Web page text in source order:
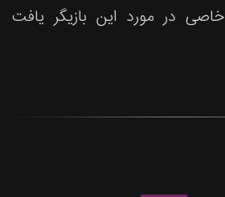
در مورد این بازیگر یافت